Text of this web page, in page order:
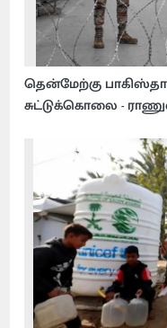
தென்மேற்கு
சுட்டுக்கொலை -